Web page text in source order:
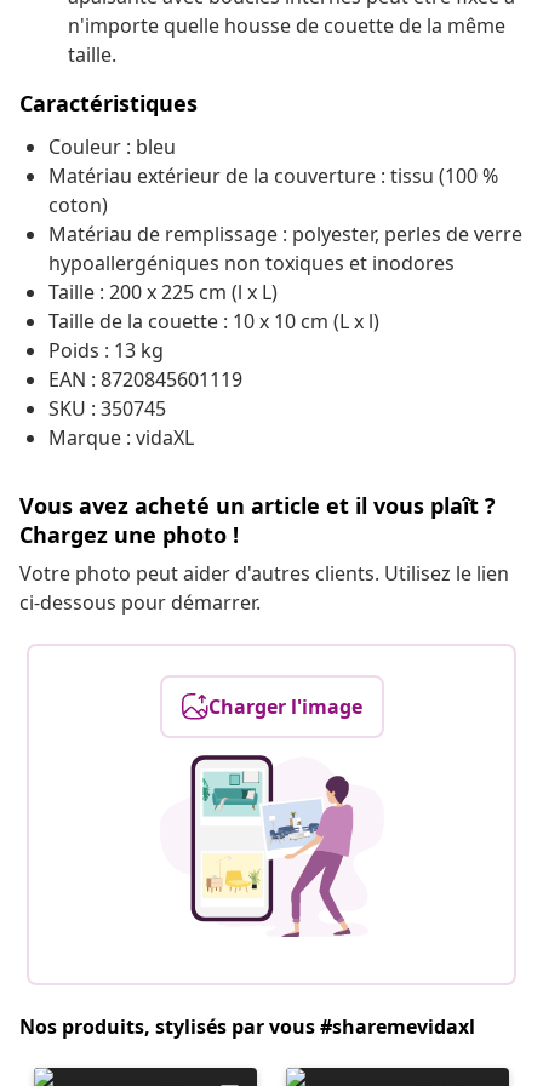
n'importe quelle housse de couette de la même
taille.
Caractéristiques
Couleur : bleu
Matériau extérieur de la couverture : tissu (100 %
coton)
Matériau de remplissage : polyester, perles de verre
hypoallergéniques non toxiques et inodores
Taille : 200 x 225 cm (l x L)
Taille de la couette : 10 x 10 cm (L x l)
Poids : 13 kg
EAN : 8720845601119
SKU : 350745
Marque : vidaXL
Vous avez acheté un article et il vous plaît ?
Chargez une photo !
Votre photo peut aider d'autres clients. Utilisez le lien
ci-dessous pour démarrer.
Charger l'image
Nos produits, stylisés par vous #sharemevidaxl